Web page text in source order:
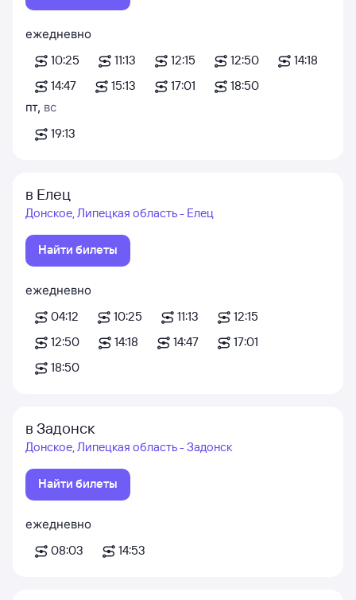
ежедневно
10:25
11:13 12:15 12:50
14:18
14:47
15:13 17:01
18:50
пт, вс
19:13
в Елец
Донское, Липецкая область - Елец
Найти билеты
ежедневно
04:12
10:25 11:13
12:15
12:50
14:18 14:47
17:01
18:50
в Задонск
Донское, Липецкая область - Задонск
Найти билеты
ежедневно
08:03
14:53